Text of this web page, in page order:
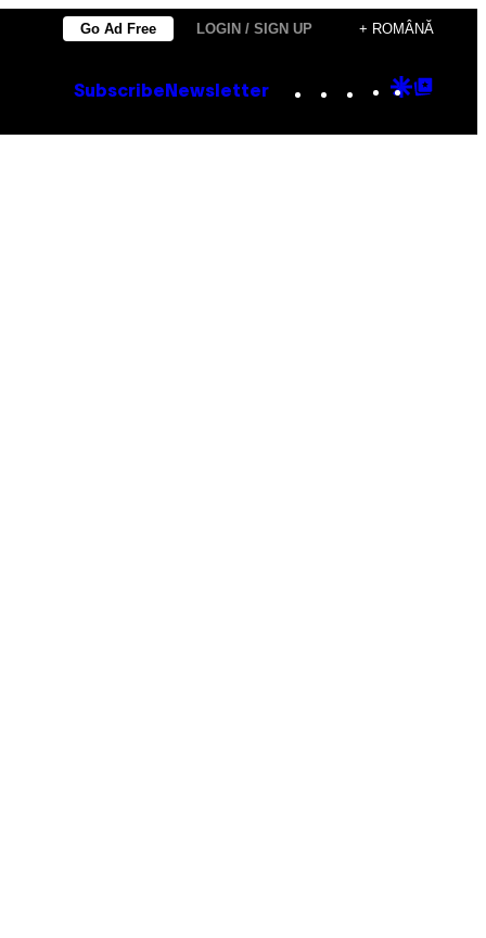
Go Ad Free LOGIN / SIGN UP + ROMÂNĂ
Subscribe Newsletter Instagram
TikTok
YouTube
Google